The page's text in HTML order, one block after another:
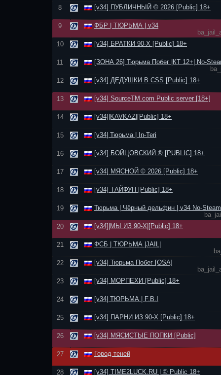
8
[v34] ПУБЛИЧНЫЙ © 2026 [Public] 18+
9
ФБР | ТЮРЬМА | v34
10
[v34] БРАТКИ 90-Х [Public] 18+
11
[ЗОНА 26] Тюрьма Побег |КТ 12+| No-
12
[v34] ДЕДУШКИ В CSS [Public] 18+
13 [v34] SourceTM.com Public server [18+]
14 [v34]|KAVKAZ|[Public] 18+
15 [v34| Тюрьма | In-Teri
16 [v34] БОЙЦОВСКИЙ ® [PUBLIC] 18+
17 [v34] МЯСНОЙ © 2026 [Public] 18+
18 [v34] ТАЙФУН [Public] 18+
19
Тюрьма | Чёрный дельфин | v34 No-Steam
20
[v34]|МЫ ИЗ 90-Х|[Public] 18+
21
ФСБ | ТЮРЬМА |JAIL|
22
[v34] Тюрьма Побег [OSA]
23
[v34] МОРПЕХИ [Public] 18+
24 [v34| ТЮРЬМА | F.B.I
25 [v34] ПАРНИ ИЗ 90-Х [Public] 18+
26 [v34] МЯСИСТЫЕ ПОПКИ [Public]
27 Город теней
28 [v34] TIME2LUCK.RU | © Public 18+